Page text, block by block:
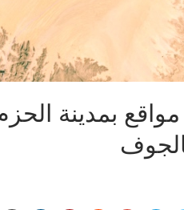
مواقع بمدينة